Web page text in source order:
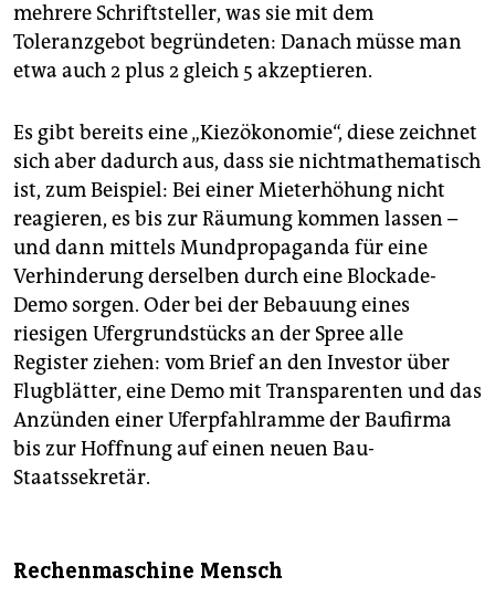
mehrere Schriftsteller, was sie mit dem
Toleranzgebot begründeten: Danach müsse man
etwa auch 2 plus 2 gleich 5 akzeptieren.
Es gibt bereits eine „Kiezökonomie“, diese zeichnet
sich aber dadurch aus, dass sie nichtmathematisch
ist, zum Beispiel: Bei einer Mieterhöhung nicht
reagieren, es bis zur Räumung kommen lassen –
und dann mittels Mundpropaganda für eine
Verhinderung derselben durch eine Blockade-
Demo sorgen. Oder bei der Bebauung eines
riesigen Ufergrundstücks an der Spree alle
Register ziehen: vom Brief an den Investor über
Flugblätter, eine Demo mit Transparenten und das
Anzünden einer Uferpfahlramme der Baufirma
bis zur Hoffnung auf einen neuen Bau-
Staatssekretär.
Rechenmaschine Mensch